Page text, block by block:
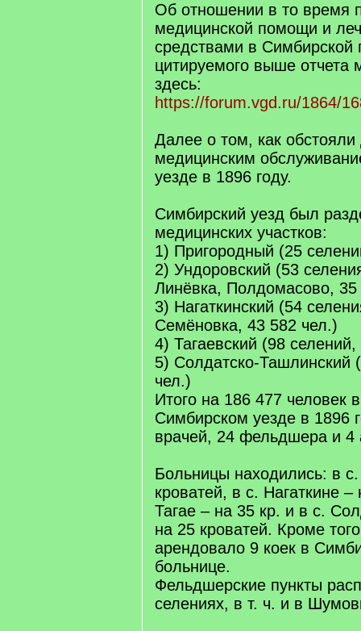
Об отношении в то время
медицинской помощи и
средствами в Симбирской
цитируемого выше отчета
здесь:
https://forum.vgd.ru/1864/
Далее о том, как обстояли
медицинским
уезде в 1896 году.
Симбирский уезд был
медицинских участков:
1) Пригородный (25
2) Ундоровский (53
Линёвка, Полдомасово, 35
3) Нагаткинский (54
Семёновка, 43 582 чел.)
4) Тагаевский (98
5) Солдатско-Ташлинский
чел.)
Итого на 186 477 человек
Симбирском уезде в 1896
врачей, 24 фельдшера и 4
Больницы находились: в
кроватей, в с. Нагаткине
Тагае – на 35 кр. и в с.
на 25 кроватей. Кроме
арендовало 9 коек в
больнице.
Фельдшерские пункты
селениях, в т. ч. и в